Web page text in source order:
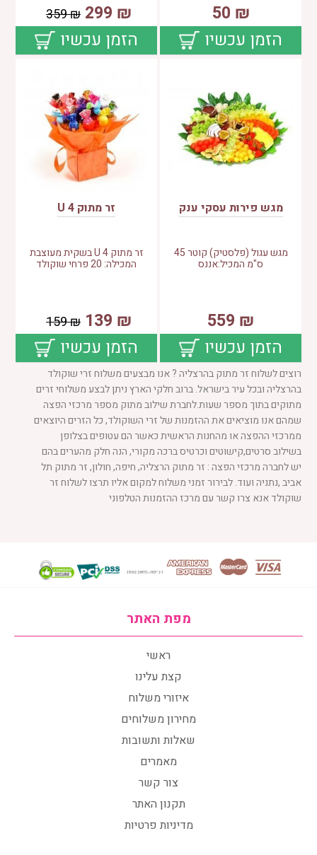
רוצים לשלוח זר מתוק בהרצליה ? אנו מבצעים משלוח זרי שוקולד
בהרצליה ובכל עיר בישראל. ברוב חלקי הארץ ניתן לבצע משלוחי זרים
מתוקים בתוך מספר שעות.לחברת שילוב מתוק מספר מרכזי הפצה
שמהם אנו מוציאים את ההזמנות של זרי השוקולד, כל הזרים היוצאים
ממרכזי ההפצה או מהחנות הראשית כאשר הם עטופים בצלופן
בשילוב סרטים,קישוטים וכרטיס ברכה מקורי, הנה חלק מהערים בהם
יש לחברה מרכזי הפצה : זר מתוק הרצליה, חיפה, חולון, זר מתוק תל
אביב ,נתניה ועוד. לבירור זמני משלוח למקום אליו תרצו לשלוח זר
שוקולד אנא צרו קשר עם מרכז ההזמנות הטלפוני
₪
50
הזמן עכשיו
₪
299
₪
359
הזמן עכשיו
מגש פירות עסקי ענק
מגש עגול (פלסטיק) קוטר 45
ס"מ המכיל:אננס
₪
559
הזמן עכשיו
זר מתוק 4 U
זר מתוק 4 U בשקית מעוצבת
המכילה: 20 פרחי שוקולד
₪
139
₪
159
הזמן עכשיו
מפת האתר
ראשי
קצת עלינו
איזורי משלוח
מחירון משלוחים
שאלות ותשובות
מאמרים
צור קשר
תקנון האתר
מדיניות פרטיות